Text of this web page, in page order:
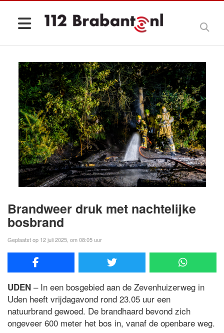
Brandweer druk met nachtelijke
bosbrand
Geplaatst op 12 juli 2025, om 08:05 uur
UDEN – In een bosgebied aan de Zevenhuizerweg in
Uden heeft vrijdagavond rond 23.05 uur een
natuurbrand gewoed. De brandhaard bevond zich
ongeveer 600 meter het bos in, vanaf de openbare weg.